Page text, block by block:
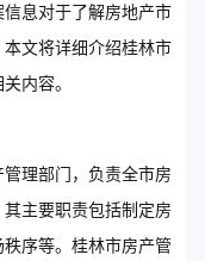
息对于了解房地产市
文将详细介绍桂林市
内容。
理部门，负责全市房
主要职责包括制定房
序等。桂林市房产管